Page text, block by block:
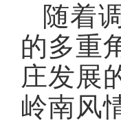
随着
的多重
庄发展
岭南风